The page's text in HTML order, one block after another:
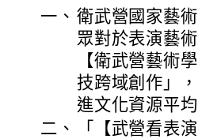
一、 衛武營國家藝
眾對於表演藝
【衛武營藝術
技跨域創作」
進文化資源平
二、
「【武營看表